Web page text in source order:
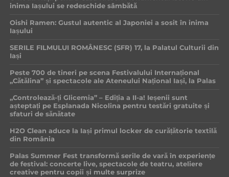
inima Iașului se redeschide sâmbătă
Oishi Ramen: Gustul autentic al Japoniei a sosit în inima
Iașului
SERILE FILMULUI ROMÂNESC (SFR) 17, la Palatul Culturii din
Iași
Peste 700 de tineri pe scena Festivalului Internațional
„Cătălina” și spectacole ale Ateneului Național Iași, la Palas
„Controlează-ți Glicemia” – Ediția a II-a! Ieșenii sunt
așteptați pe Esplanada Nicolina pentru testări gratuite și
sfaturi de sănătate
H2O Clean aduce la Iași primul locker de curățătorie textilă
din România
Palas Summer Fest transformă serile de vară în experiențe
de festival: concerte live, spectacole de teatru, ateliere
creative pentru copii și multe surprize